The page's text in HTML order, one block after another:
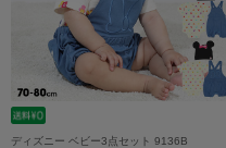
ディズニー ベビー3点セット 9136B